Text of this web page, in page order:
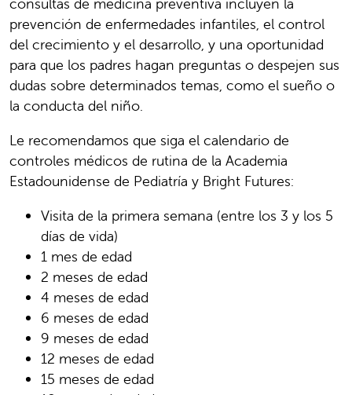
consultas de medicina preventiva incluyen la
prevención de enfermedades infantiles, el control
del crecimiento y el desarrollo, y una oportunidad
para que los padres hagan preguntas o despejen sus
dudas sobre determinados temas, como el sueño o
la conducta del niño.
Le recomendamos que siga el calendario de
controles médicos de rutina de la Academia
Estadounidense de Pediatría y Bright Futures:
Visita de la primera semana (entre los 3 y los 5
días de vida)
1 mes de edad
2 meses de edad
4 meses de edad
6 meses de edad
9 meses de edad
12 meses de edad
15 meses de edad